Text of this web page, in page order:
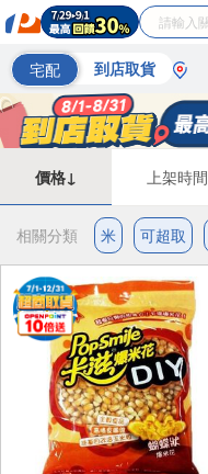
宅配 到店取貨
價格↓ 上架時間
相關分類 米 可超取